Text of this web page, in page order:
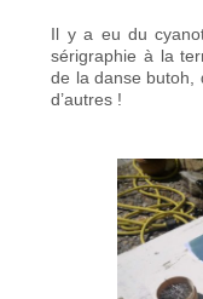
Il y a eu du
sérigraphie à la
de la danse butoh,
d’autres !